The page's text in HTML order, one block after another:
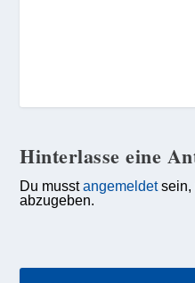
Hinterlasse eine
Du musstangemeldetsein,
abzugeben.